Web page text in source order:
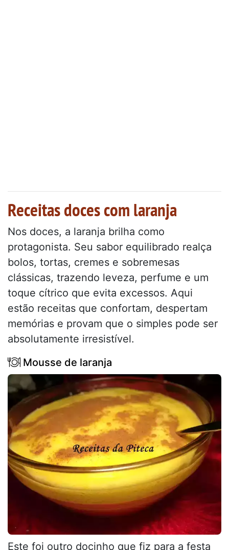
Receitas doces com laranja
Nos doces, a laranja brilha como
protagonista. Seu sabor equilibrado realça
bolos, tortas, cremes e sobremesas
clássicas, trazendo leveza, perfume e um
toque cítrico que evita excessos. Aqui
estão receitas que confortam, despertam
memórias e provam que o simples pode ser
absolutamente irresistível.
Mousse de laranja
Este foi outro docinho que fiz para a festa